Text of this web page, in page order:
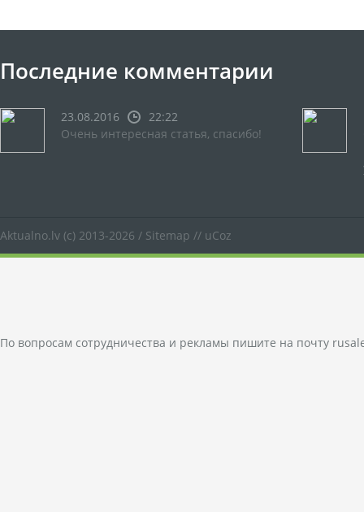
Последние комментарии
23.08.2016
22:22
Очень интересная статья, спасибо!
Aktualno.lv (c) 2013-2026 / Sitemap // uCoz
По вопросам сотрудничества и рекламы пишите на почту